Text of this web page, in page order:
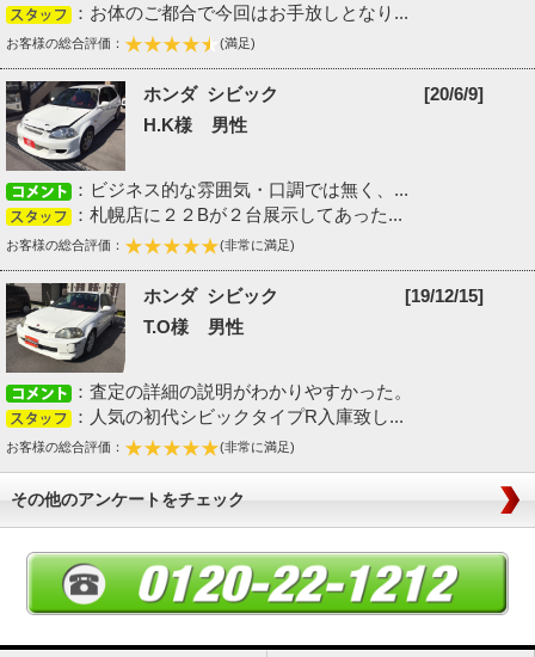
：お体のご都合で今回はお手放しとなり...
お客様の総合評価： (満足)
ホンダ シビック
[20/6/9]
H.K様 男性
：ビジネス的な雰囲気・口調では無く、...
：札幌店に２２Bが２台展示してあった...
お客様の総合評価： (非常に満足)
ホンダ シビック
[19/12/15]
T.O様 男性
：査定の詳細の説明がわかりやすかった。
：人気の初代シビックタイプR入庫致し...
お客様の総合評価： (非常に満足)
その他のアンケートをチェック